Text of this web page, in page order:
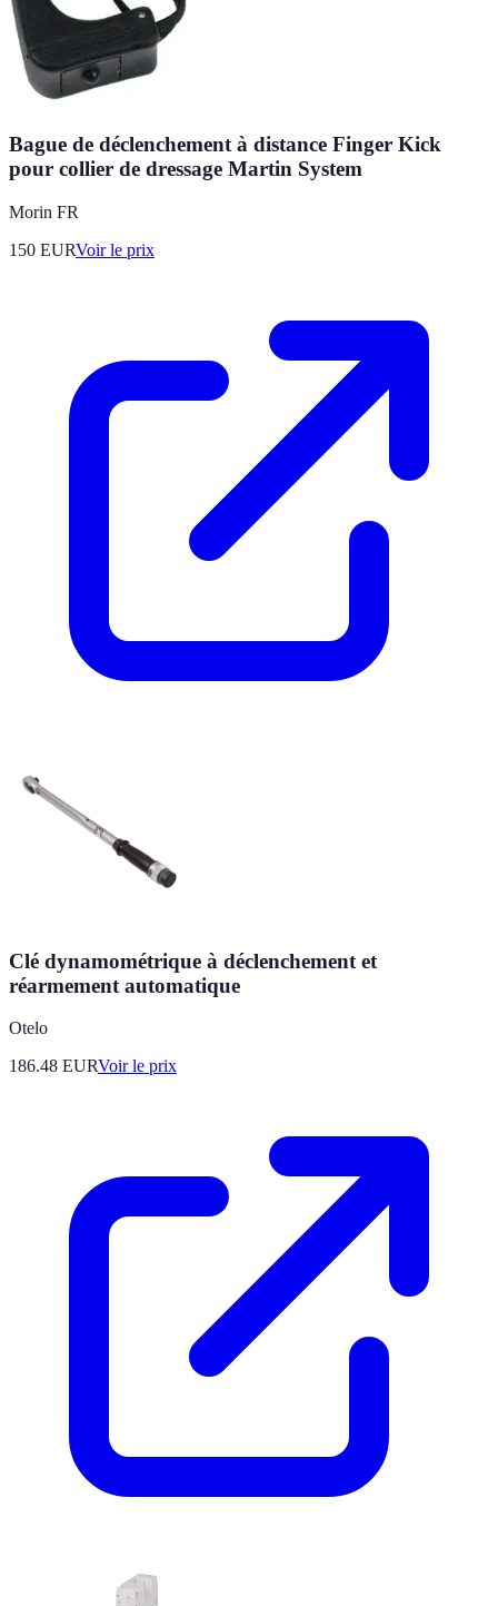
Bague de déclenchement à distance Finger Kick
pour collier de dressage Martin System
Morin FR
150 EURVoir le prix
Clé dynamométrique à déclenchement et
réarmement automatique
Otelo
186.48 EURVoir le prix